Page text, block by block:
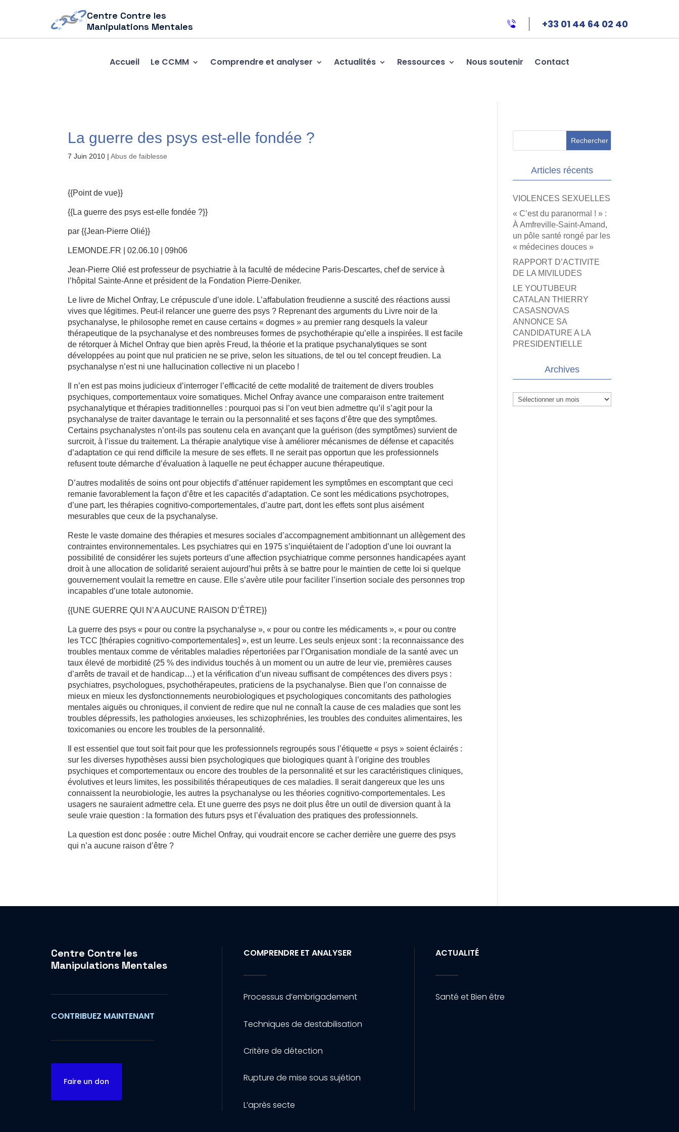
Centre Contre les
Manipulations Mentales
+33 01 44 64 02 40
Accueil Le CCMM Comprendre et analyser Actualités Ressources Nous soutenir Contact
La guerre des psys est-elle fondée ?
7 Juin 2010 |Abus de faiblesse
{{Point de vue}}
{{La guerre des psys est-elle fondée ?}}
par {{Jean-Pierre Olié}}
LEMONDE.FR | 02.06.10 | 09h06
Jean-Pierre Olié est professeur de psychiatrie à la faculté de médecine Paris-Descartes, chef de service à
l’hôpital Sainte-Anne et président de la Fondation Pierre-Deniker.
Le livre de Michel Onfray, Le crépuscule d’une idole. L’affabulation freudienne a suscité des réactions aussi
vives que légitimes. Peut-il relancer une guerre des psys ? Reprenant des arguments du Livre noir de la
psychanalyse, le philosophe remet en cause certains « dogmes » au premier rang desquels la valeur
thérapeutique de la psychanalyse et des nombreuses formes de psychothérapie qu’elle a inspirées. Il est facile
de rétorquer à Michel Onfray que bien après Freud, la théorie et la pratique psychanalytiques se sont
développées au point que nul praticien ne se prive, selon les situations, de tel ou tel concept freudien. La
psychanalyse n’est ni une hallucination collective ni un placebo !
Il n’en est pas moins judicieux d’interroger l’efficacité de cette modalité de traitement de divers troubles
psychiques, comportementaux voire somatiques. Michel Onfray avance une comparaison entre traitement
psychanalytique et thérapies traditionnelles : pourquoi pas si l’on veut bien admettre qu’il s’agit pour la
psychanalyse de traiter davantage le terrain ou la personnalité et ses façons d’être que des symptômes.
Certains psychanalystes n’ont-ils pas soutenu cela en avançant que la guérison (des symptômes) survient de
surcroit, à l’issue du traitement. La thérapie analytique vise à améliorer mécanismes de défense et capacités
d’adaptation ce qui rend difficile la mesure de ses effets. Il ne serait pas opportun que les professionnels
refusent toute démarche d’évaluation à laquelle ne peut échapper aucune thérapeutique.
D’autres modalités de soins ont pour objectifs d’atténuer rapidement les symptômes en escomptant que ceci
remanie favorablement la façon d’être et les capacités d’adaptation. Ce sont les médications psychotropes,
d’une part, les thérapies cognitivo-comportementales, d’autre part, dont les effets sont plus aisément
mesurables que ceux de la psychanalyse.
Reste le vaste domaine des thérapies et mesures sociales d’accompagnement ambitionnant un allègement des
contraintes environnementales. Les psychiatres qui en 1975 s’inquiétaient de l’adoption d’une loi ouvrant la
possibilité de considérer les sujets porteurs d’une affection psychiatrique comme personnes handicapées ayant
droit à une allocation de solidarité seraient aujourd’hui prêts à se battre pour le maintien de cette loi si quelque
gouvernement voulait la remettre en cause. Elle s’avère utile pour faciliter l’insertion sociale des personnes trop
incapables d’une totale autonomie.
{{UNE GUERRE QUI N’A AUCUNE RAISON D’ÊTRE}}
La guerre des psys « pour ou contre la psychanalyse », « pour ou contre les médicaments », « pour ou contre
les TCC [thérapies cognitivo-comportementales] », est un leurre. Les seuls enjeux sont : la reconnaissance des
troubles mentaux comme de véritables maladies répertoriées par l’Organisation mondiale de la santé avec un
taux élevé de morbidité (25 % des individus touchés à un moment ou un autre de leur vie, premières causes
d’arrêts de travail et de handicap…) et la vérification d’un niveau suffisant de compétences des divers psys :
psychiatres, psychologues, psychothérapeutes, praticiens de la psychanalyse. Bien que l’on connaisse de
mieux en mieux les dysfonctionnements neurobiologiques et psychologiques concomitants des pathologies
mentales aiguës ou chroniques, il convient de redire que nul ne connaît la cause de ces maladies que sont les
troubles dépressifs, les pathologies anxieuses, les schizophrénies, les troubles des conduites alimentaires, les
toxicomanies ou encore les troubles de la personnalité.
Il est essentiel que tout soit fait pour que les professionnels regroupés sous l’étiquette « psys » soient éclairés :
sur les diverses hypothèses aussi bien psychologiques que biologiques quant à l’origine des troubles
psychiques et comportementaux ou encore des troubles de la personnalité et sur les caractéristiques cliniques,
évolutives et leurs limites, les possibilités thérapeutiques de ces maladies. Il serait dangereux que les uns
connaissent la neurobiologie, les autres la psychanalyse ou les théories cognitivo-comportementales. Les
usagers ne sauraient admettre cela. Et une guerre des psys ne doit plus être un outil de diversion quant à la
seule vraie question : la formation des futurs psys et l’évaluation des pratiques des professionnels.
La question est donc posée : outre Michel Onfray, qui voudrait encore se cacher derrière une guerre des psys
qui n’a aucune raison d’être ?
Articles récents
VIOLENCES SEXUELLES
« C’est du paranormal ! » :
À Amfreville-Saint-Amand,
un pôle santé rongé par les
« médecines douces »
RAPPORT D’ACTIVITE
DE LA MIVILUDES
LE YOUTUBEUR
CATALAN THIERRY
CASASNOVAS
ANNONCE SA
CANDIDATURE A LA
PRESIDENTIELLE
Archives
Archives
Centre Contre les
Manipulations Mentales
CONTRIBUEZ MAINTENANT
Faire un don
COMPRENDRE ET ANALYSER
Processus d’embrigadement
Techniques de destabilisation
Critère de détection
Rupture de mise sous sujétion
L’après secte
ACTUALITÉ
Santé et Bien être